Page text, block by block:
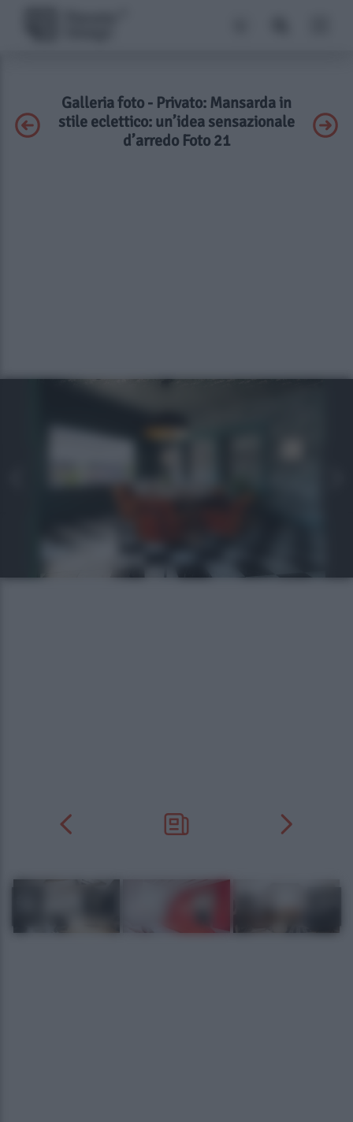
Galleria foto - Privato: Mansarda in
stile eclettico: un’idea sensazionale
d’arredo Foto 21